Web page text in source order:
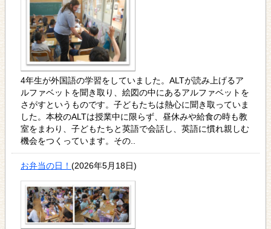
4年生が外国語の学習をしていました。ALTが読み上げるア
ルファベットを聞き取り、絵図の中にあるアルファベットを
さがすというものです。子どもたちは熱心に聞き取っていま
した。本校のALTは授業中に限らず、昼休みや給食の時も教
室をまわり、子どもたちと英語で会話し、英語に慣れ親しむ
機会をつくっています。その..
お弁当の日！ (2026年5月18日)